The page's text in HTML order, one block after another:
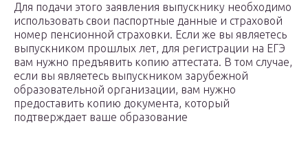
Для подачи этого заявления выпускнику необходимо
использовать свои паспортные данные и страховой
номер пенсионной страховки. Если же вы являетесь
выпускником прошлых лет, для регистрации на ЕГЭ
вам нужно предъявить копию аттестата. В том случае,
если вы являетесь выпускником зарубежной
образовательной организации, вам нужно
предоставить копию документа, который
подтверждает ваше образование